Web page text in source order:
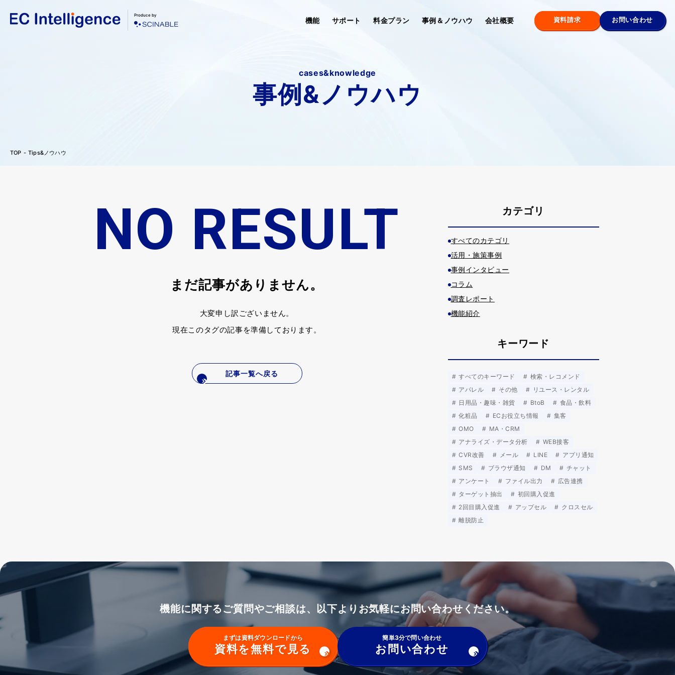
Produce by
機能 サポート 料金プラン 事例＆ノウハウ 会社概要 資料請求 お問い合わせ
cases&knowledge
事例&ノウハウ
TOP Tips&ノウハウ
NO RESULT
まだ記事がありません。
大変申し訳ございません。
現在このタグの記事を準備しております。
記事一覧へ戻る
カテゴリ
すべてのカテゴリ
活用・施策事例
事例インタビュー
コラム
調査レポート
機能紹介
キーワード
すべてのキーワード
検索・レコメンド
アパレル
その他
リユース・レンタル
日用品・趣味・雑貨
BtoB
食品・飲料
化粧品
ECお役立ち情報
集客
OMO
MA・CRM
アナライズ・データ分析
WEB接客
CVR改善
メール LINE
アプリ通知
SMS
ブラウザ通知 DM
チャット
アンケート
ファイル出力
広告連携
ターゲット抽出
初回購入促進
2回目購入促進
アップセル
クロスセル
離脱防止
機能に関するご質問やご相談は、以下よりお気軽にお問い合わせください。
まずは資料ダウンロードから
資料を無料で見る
簡単3分で問い合わせ
お問い合わせ